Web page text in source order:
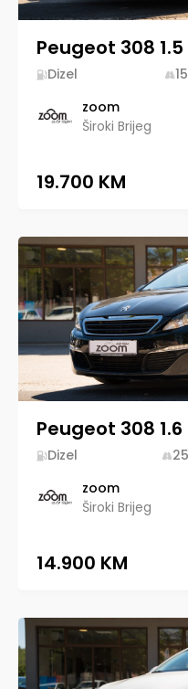
Peugeot 308 1.5
Dizel
zoom
Široki Brijeg
19.700 KM
Peugeot 308 1.6
Dizel
zoom
Široki Brijeg
14.900 KM